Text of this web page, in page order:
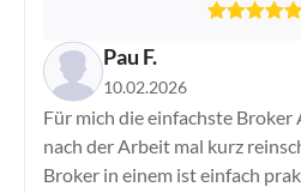
Pau F.
10.02.2026
Für mich die einfachste Broker
nach der Arbeit mal kurz
Broker in einem ist einfach